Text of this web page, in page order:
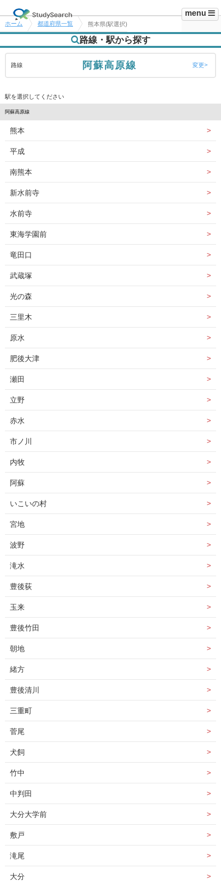
menu
ホーム 都道府県一覧 熊本県(駅選択)
路線・駅から探す
路線 阿蘇高原線 変更
駅を選択してください
阿蘇高原線
熊本
平成
南熊本
新水前寺
水前寺
東海学園前
竜田口
武蔵塚
光の森
三里木
原水
肥後大津
瀬田
立野
赤水
市ノ川
内牧
阿蘇
いこいの村
宮地
波野
滝水
豊後荻
玉来
豊後竹田
朝地
緒方
豊後清川
三重町
菅尾
犬飼
竹中
中判田
大分大学前
敷戸
滝尾
大分